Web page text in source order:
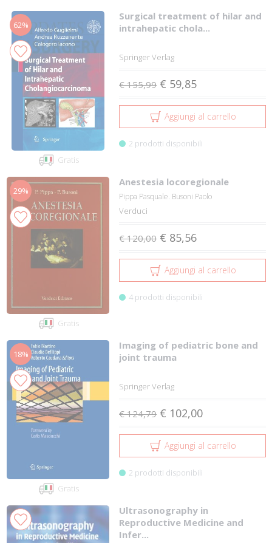
62%
Gratis
Surgical treatment of hilar and
intrahepatic chola...
Springer Verlag
€ 155,99 € 59,85
Aggiungi al carrello
2 prodotti disponibili
29%
Gratis
Anestesia locoregionale
Pippa Pasquale. Busoni Paolo
Verduci
€ 120,00 € 85,56
Aggiungi al carrello
4 prodotti disponibili
18%
Gratis
Imaging of pediatric bone and
joint trauma
Springer Verlag
€ 124,79 € 102,00
Aggiungi al carrello
2 prodotti disponibili
Ultrasonography in
Reproductive Medicine and
Infer...